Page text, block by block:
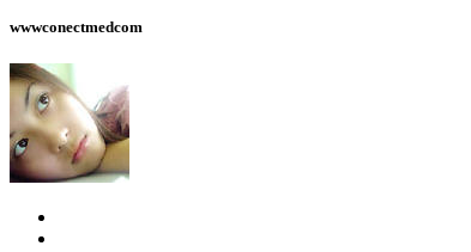
wwwconectmedcom